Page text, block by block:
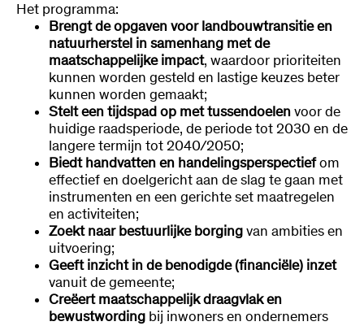
Het programma:
Brengt de opgaven voor landbouwtransitie en
natuurherstel in samenhang met de
maatschappelijke impact, waardoor prioriteiten
kunnen worden gesteld en lastige keuzes beter
kunnen worden gemaakt;
Stelt een tijdspad op met tussendoelenvoor de
huidige raadsperiode, de periode tot 2030 en de
langere termijn tot 2040/2050;
Biedt handvatten en handelingsperspectiefom
effectief en doelgericht aan de slag te gaan met
instrumenten en een gerichte set maatregelen
en activiteiten;
Zoekt naar bestuurlijke borgingvan ambities en
uitvoering;
Geeft inzicht in de benodigde (financiële) inzet
vanuit de gemeente;
Creëert maatschappelijk draagvlak en
bewustwording bij inwoners en ondernemers